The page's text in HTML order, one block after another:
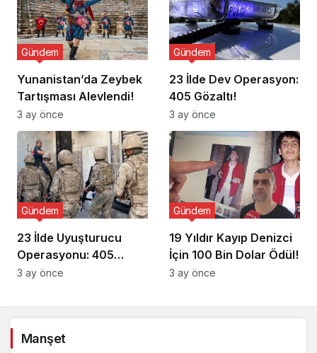
Yunanistan’da Zeybek
Tartışması Alevlendi!
Gündem
3 ay önce
23 İlde Dev Operasyon:
405 Gözaltı!
Gündem
3 ay önce
23 İlde Uyuşturucu
Operasyonu: 405
Gözaltı!
Gündem
3 ay önce
19 Yıldır Kayıp Denizci
İçin 100 Bin Dolar Ödül!
Gündem
3 ay önce
Manşet